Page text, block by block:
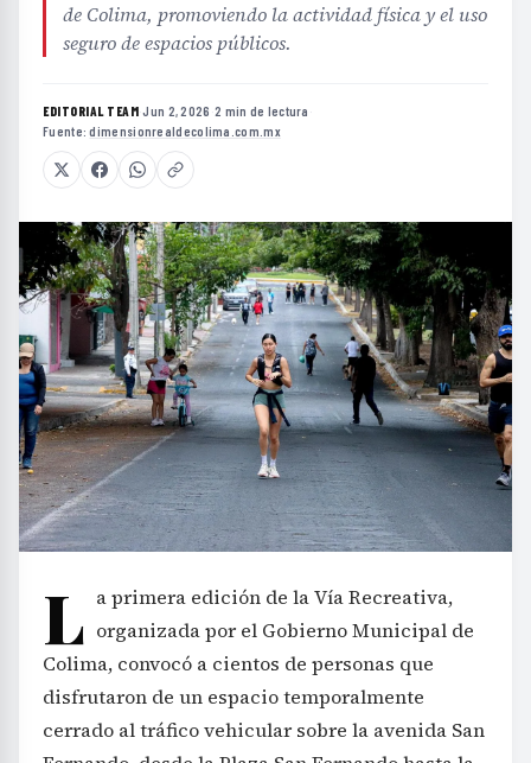
de Colima, promoviendo la actividad física y el uso
seguro de espacios públicos.
EDITORIAL TEAM·Jun 2, 2026 ·2 min de lectura ·
Fuente:dimensionrealdecolima.com.mx
L a primera edición de la Vía Recreativa,
organizada por el Gobierno Municipal de
Colima, convocó a cientos de personas que
disfrutaron de un espacio temporalmente
cerrado al tráfico vehicular sobre la avenida San